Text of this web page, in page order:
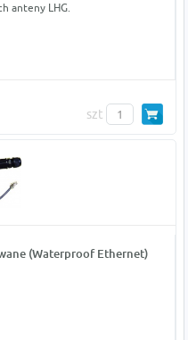
anteny LHG.
szt
(Waterproof Ethernet)